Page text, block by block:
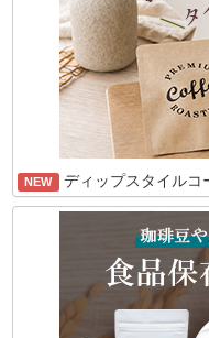
NEW ディップスタイルコ